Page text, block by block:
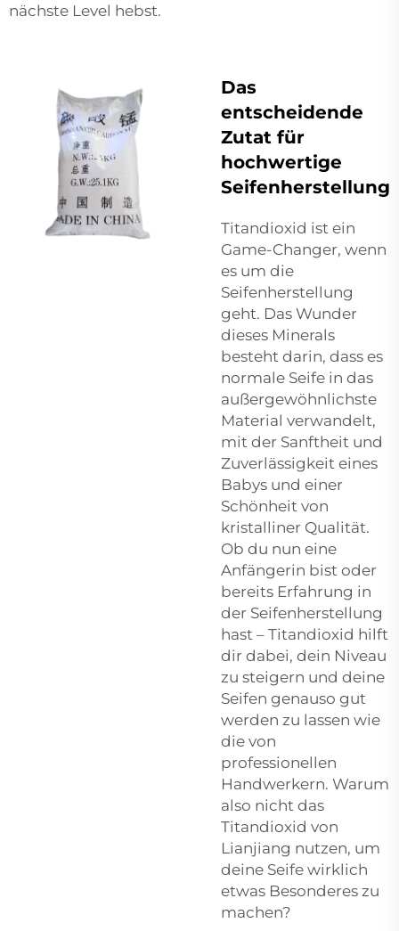
nächste Level hebst.
Das
entscheidende
Zutat für
hochwertige
Seifenherstellung
Titandioxid ist ein
Game-Changer, wenn
es um die
Seifenherstellung
geht. Das Wunder
dieses Minerals
besteht darin, dass es
normale Seife in das
außergewöhnlichste
Material verwandelt,
mit der Sanftheit und
Zuverlässigkeit eines
Babys und einer
Schönheit von
kristalliner Qualität.
Ob du nun eine
Anfängerin bist oder
bereits Erfahrung in
der Seifenherstellung
hast – Titandioxid hilft
dir dabei, dein Niveau
zu steigern und deine
Seifen genauso gut
werden zu lassen wie
die von
professionellen
Handwerkern. Warum
also nicht das
Titandioxid von
Lianjiang nutzen, um
deine Seife wirklich
etwas Besonderes zu
machen?